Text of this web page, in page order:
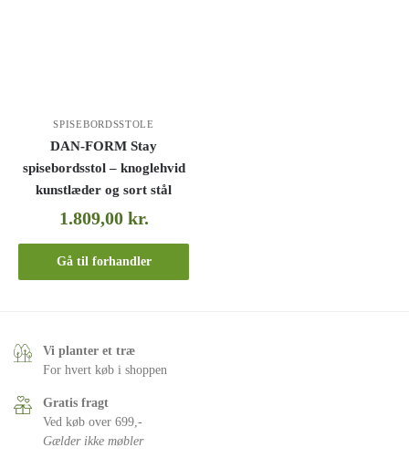
SPISEBORDSSTOLE
DAN-FORM Stay
spisebordsstol – knoglehvid
kunstlæder og sort stål
1.809,00 kr.
Gå til forhandler
Vi planter et træ
For hvert køb i shoppen
Gratis fragt
Ved køb over 699,-
Gælder ikke møbler